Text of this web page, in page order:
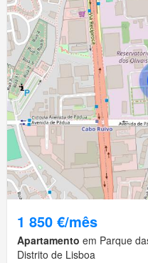
1 850 €/mês
Apartamento em Parque
Distrito de Lisboa